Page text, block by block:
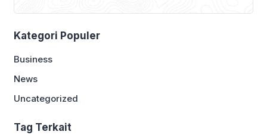
Kategori Populer
Business
News
Uncategorized
Tag Terkait